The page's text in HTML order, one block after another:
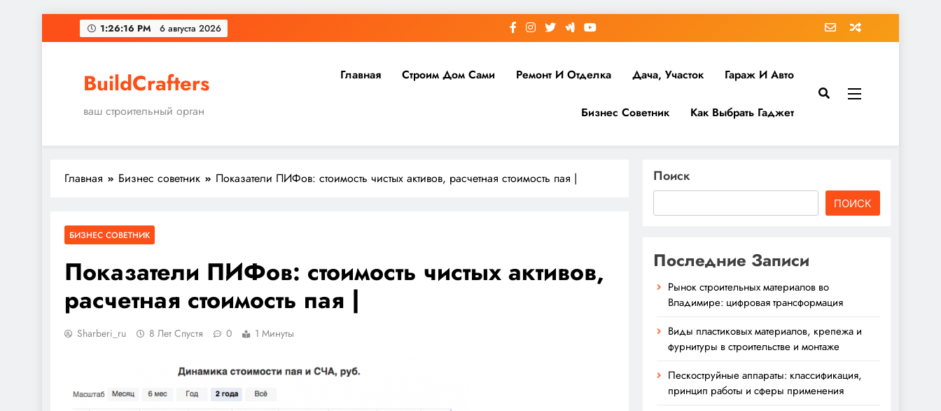
Перейти
к
1:26:17 PM 6 августа 2026
BuildCrafters
ваш строительный орган
Главная Строим Дом Сами Ремонт И Отделка Дача, Участок Гараж И Авто
Бизнес Советник Как Выбрать Гаджет
Главная Бизнес советник Показатели ПИФов: стоимость чистых активов, расчетная стоимость пая |
БИЗНЕС СОВЕТНИК
Показатели ПИФов: стоимость чистых активов,
расчетная стоимость пая |
Sharberi_ru 8 Лет Спустя 0 1 Минуты
Поиск
ПОИСК
Последние Записи
Рынок строительных материалов во
Владимире: цифровая трансформация
Виды пластиковых материалов, крепежа и
фурнитуры в строительстве и монтаже
Пескоструйные аппараты: классификация,
принцип работы и сферы применения